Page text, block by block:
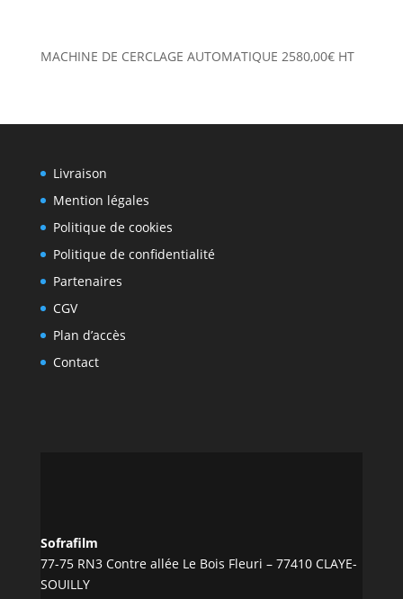
MACHINE DE CERCLAGE AUTOMATIQUE 2580,00€ HT
Livraison
Mention légales
Politique de cookies
Politique de confidentialité
Partenaires
CGV
Plan d’accès
Contact
Sofrafilm
77-75 RN3 Contre allée Le Bois Fleuri – 77410 CLAYE-
SOUILLY